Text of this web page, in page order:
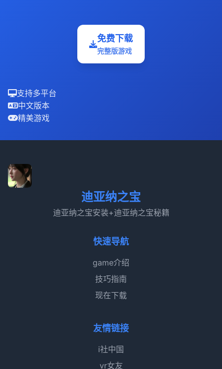
免费下载
完整版游戏
支持多平台
中文版本
精美游戏
迪亚纳之宝
迪亚纳之宝安装+迪亚纳之宝秘籍
快速导航
game介绍
技巧指南
现在下载
友情链接
i社中国
vr女友